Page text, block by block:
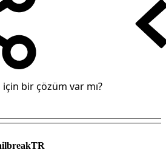
bir çözüm var mı?